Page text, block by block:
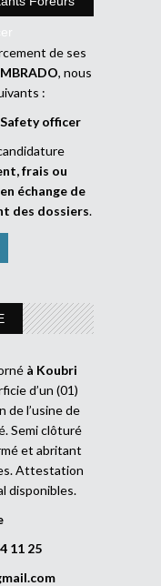
de ses
, nous
:
officer
frais ou
échange de
des dossiers.
à Koubri
d’un (01)
de l’usine de
Semi clôturé
et abritant
Attestation
disponibles.
11 25